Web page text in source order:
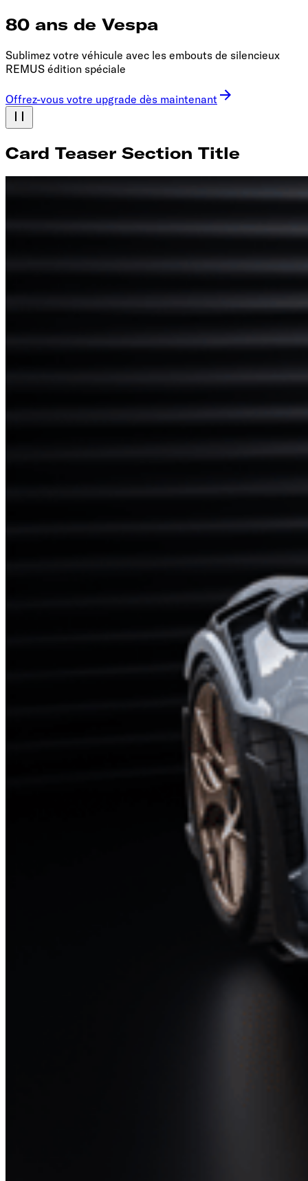
80 ans de Vespa
Sublimez votre véhicule avec les embouts de silencieux
REMUS édition spéciale
Offrez-vous votre upgrade dès maintenant
Card Teaser Section Title